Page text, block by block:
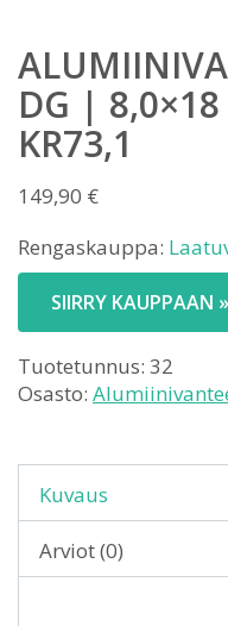
DG |
KR73,1
149,90 €
Rengaskauppa:
SIIRRY KAUPPAAN »
Tuotetunnus: 32
Osasto:
Kuvaus
Arviot (0)